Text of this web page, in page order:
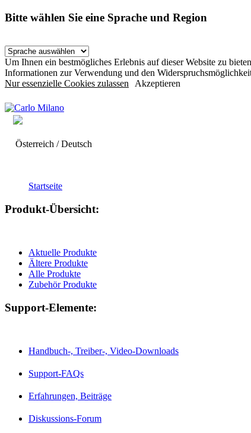
Bitte wählen Sie eine Sprache und Region
Um Ihnen ein bestmögliches Erlebnis auf dieser Website zu
Informationen zur Verwendung und den
Nur essenzielle Cookies zulassen Akzeptieren
Österreich / Deutsch
Startseite
Produkt-Übersicht:
Aktuelle Produkte
Ältere Produkte
Alle Produkte
Zubehör Produkte
Support-Elemente:
Handbuch-, Treiber-, Video-Downloads
Support-FAQs
Erfahrungen, Beiträge
Diskussions-Forum